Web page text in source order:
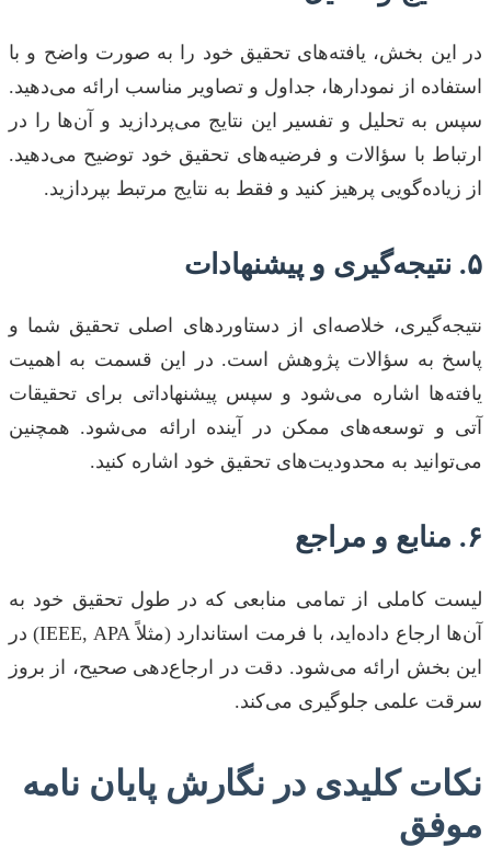
در این بخش، یافته‌های تحقیق خود را به صورت واضح و با
استفاده از نمودارها، جداول و تصاویر مناسب ارائه می‌دهید.
سپس به تحلیل و تفسیر این نتایج می‌پردازید و آن‌ها را در
ارتباط با سؤالات و فرضیه‌های تحقیق خود توضیح می‌دهید.
از زیاده‌گویی پرهیز کنید و فقط به نتایج مرتبط بپردازید.
۵. نتیجه‌گیری و پیشنهادات
نتیجه‌گیری، خلاصه‌ای از دستاوردهای اصلی تحقیق شما و
پاسخ به سؤالات پژوهش است. در این قسمت به اهمیت
یافته‌ها اشاره می‌شود و سپس پیشنهاداتی برای تحقیقات
آتی و توسعه‌های ممکن در آینده ارائه می‌شود. همچنین
می‌توانید به محدودیت‌های تحقیق خود اشاره کنید.
۶. منابع و مراجع
لیست کاملی از تمامی منابعی که در طول تحقیق خود به
آن‌ها ارجاع داده‌اید، با فرمت استاندارد (مثلاً IEEE, APA) در
این بخش ارائه می‌شود. دقت در ارجاع‌دهی صحیح، از بروز
سرقت علمی جلوگیری می‌کند.
نکات کلیدی در نگارش پایان نامه
موفق